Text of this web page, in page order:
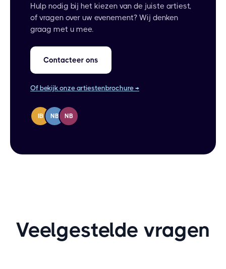
Hulp nodig bij het kiezen van de juiste artiest,
of vragen over uw evenement? Wij denken
graag met u mee.
Contacteer ons
Of bekijk onze artiestenbrochure →
IB NB NB
Veelgestelde vragen